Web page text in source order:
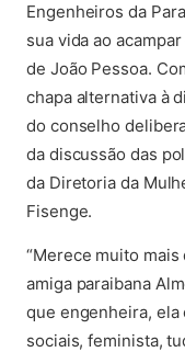
Engenheiros da
sua vida ao
de João Pessoa.
chapa alternativa à
do conselho
da discussão das
da Diretoria da
Fisenge.
“Merece muito
amiga paraibana
que engenheira,
sociais, feminista,